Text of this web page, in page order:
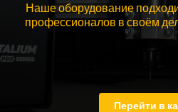
Наше оборудование
профессионалов в своём
Перейти в